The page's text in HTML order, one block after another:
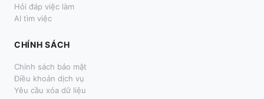
Hỏi đáp việc làm
AI tìm việc
CHÍNH SÁCH
Chính sách bảo mật
Điều khoản dịch vụ
Yêu cầu xóa dữ liệu